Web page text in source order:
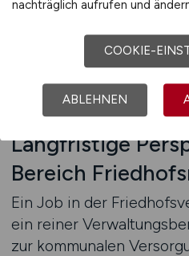
Bewerber wie auch
kommunalen Sektor.
Langfristige
Bereich
Ein Job in der
ein reiner
zur kommunalen
nachträglich aufrufen und
COOKIE-
ABLEHNEN